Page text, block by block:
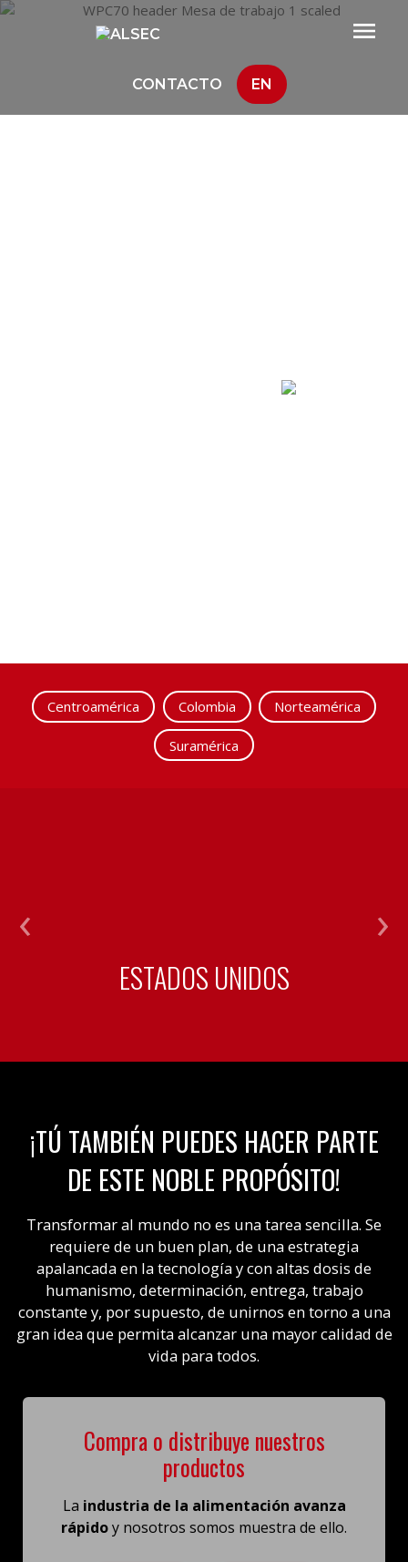
CONTACTO EN
Centroamérica Colombia Norteamérica
Suramérica
ESTADOS UNIDOS
¡TÚ TAMBIÉN PUEDES HACER PARTE
DE ESTE NOBLE PROPÓSITO!
Transformar al mundo no es una tarea sencilla. Se
requiere de un buen plan, de una estrategia
apalancada en la tecnología y con altas dosis de
humanismo, determinación, entrega, trabajo
constante y, por supuesto, de unirnos en torno a una
gran idea que permita alcanzar una mayor calidad de
vida para todos.
Compra o distribuye nuestros
productos
La industria de la alimentación avanza
rápidoy nosotros somos muestra de ello.